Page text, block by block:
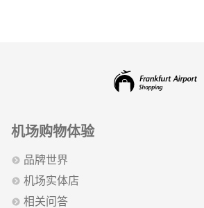
机场购物体验
品牌世界
机场实体店
相关问答